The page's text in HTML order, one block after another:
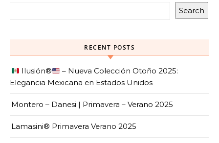
Search
RECENT POSTS
Ilusión®️
– Nueva Colección Otoño 2025:
Elegancia Mexicana en Estados Unidos
Montero – Danesi | Primavera – Verano 2025
Lamasini® Primavera Verano 2025